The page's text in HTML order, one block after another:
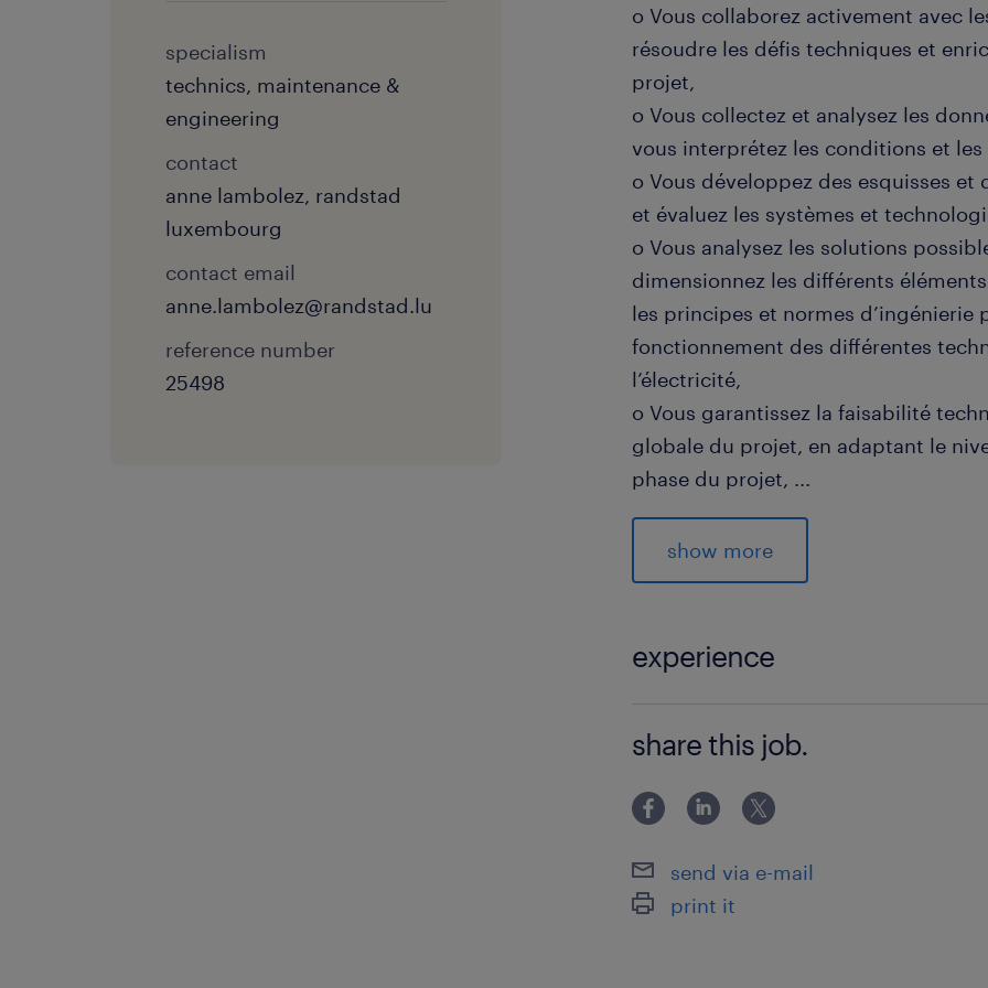
specialism
technics, maintenance &
engineering
contact
anne lambolez, randstad
luxembourg
contact email
anne.lambolez@randstad.lu
reference number
25498
o Vous collaborez activement avec
résoudre les défis techniques et
projet,
o Vous collectez et analysez les
vous interprétez les conditions et
o Vous développez des esquisses
et évaluez les systèmes et
o Vous analysez les solutions
dimensionnez les différents
les principes et normes d’ingénierie
fonctionnement des différentes
l’électricité,
o Vous garantissez la faisabilité
globale du projet, en adaptant le
phase du projet, ...
o Vous préparez les documents
dossier et les spécifications
cahier des charges,
l’analyse des métrés et plannings ;
o Vous incarnez les valeurs, l’image
o Vous êtes ingénieur civil ou
o Vous êtes spécialisé en conception
d’installations électriques (courants
show more
experience
share this job.
send via e-mail
print it